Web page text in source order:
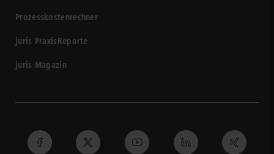
Prozesskostenrechner
juris PraxisReporte
juris Magazin